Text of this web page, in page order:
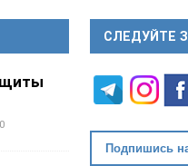
0
СЛЕДУЙТЕ
Подпишись